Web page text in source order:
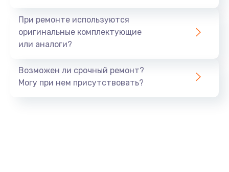
При ремонте используются
оригинальные комплектующие
или аналоги?
Возможен ли срочный ремонт?
Могу при нем присутствовать?